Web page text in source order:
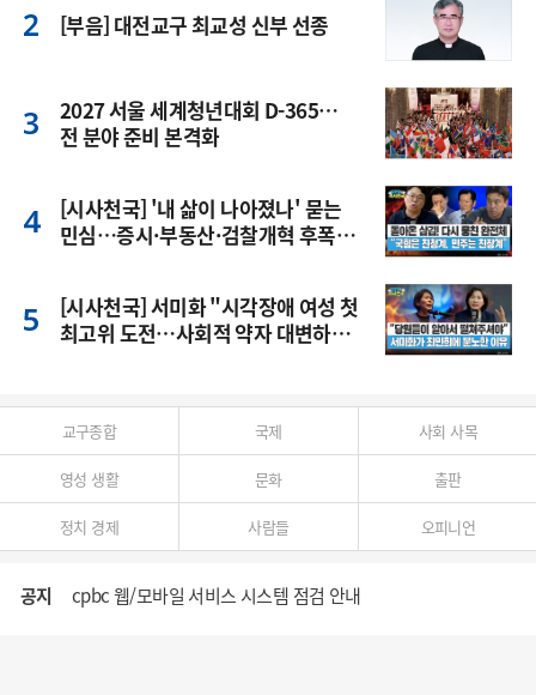
[부음] 대전교구 최교성 신부 선종
2027 서울 세계청년대회 D-365…
전 분야 준비 본격화
[시사천국] '내 삶이 나아졌나' 묻는
민심…증시·부동산·검찰개혁 후폭
[시사천국] 서미화 "시각장애 여성 첫
최고위 도전…사회적 약자 대변하겠
교구종합 국제 사회 사목
영성 생활 문화 출판
정치 경제 사람들 오피니언
공지 cpbc 웹/모바일 서비스 시스템 점검 안내